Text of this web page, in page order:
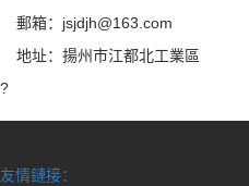
郵箱：jsjdjh@163.com
地址：揚州市江都北工業區
?
友情鏈接：